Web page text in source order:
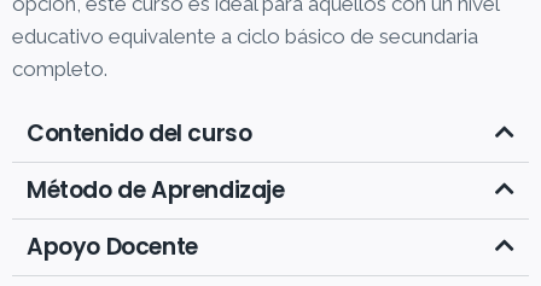
educativo equivalente a ciclo básico de secundaria
completo.
Contenido del curso
Método de Aprendizaje
Apoyo Docente